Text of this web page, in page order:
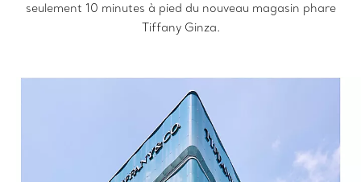
seulement 10 minutes à pied du nouveau magasin phare
Tiffany Ginza.